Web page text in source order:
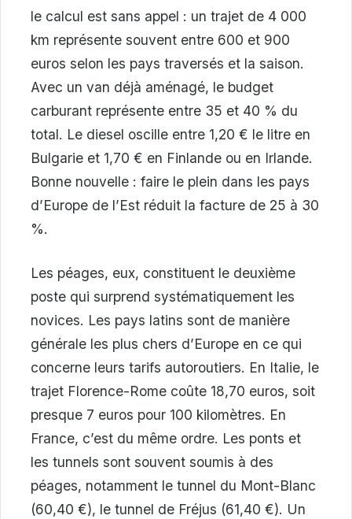
le calcul est sans appel : un trajet de 4 000
km représente souvent entre 600 et 900
euros selon les pays traversés et la saison.
Avec un van déjà aménagé, le budget
carburant représente entre 35 et 40 % du
total. Le diesel oscille entre 1,20 € le litre en
Bulgarie et 1,70 € en Finlande ou en Irlande.
Bonne nouvelle : faire le plein dans les pays
d’Europe de l’Est réduit la facture de 25 à 30
%.
Les péages, eux, constituent le deuxième
poste qui surprend systématiquement les
novices. Les pays latins sont de manière
générale les plus chers d’Europe en ce qui
concerne leurs tarifs autoroutiers. En Italie, le
trajet Florence-Rome coûte 18,70 euros, soit
presque 7 euros pour 100 kilomètres. En
France, c’est du même ordre. Les ponts et
les tunnels sont souvent soumis à des
péages, notamment le tunnel du Mont-Blanc
(60,40 €), le tunnel de Fréjus (61,40 €). Un